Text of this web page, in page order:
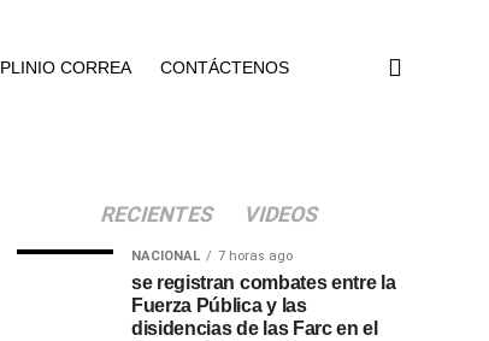
PLINIO CORREA CONTÁCTENOS
RECIENTES VIDEOS
NACIONAL 7 horas ago
se registran combates entre la
Fuerza Pública y las
disidencias de las Farc en el